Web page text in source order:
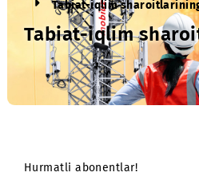
Kompaniya haqida
2022
Tabiat-iqlim
Tabiat-iqlim